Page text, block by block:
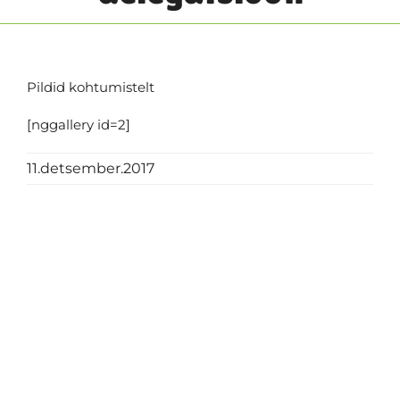
Pildid kohtumistelt
[nggallery id=2]
11.detsember.2017